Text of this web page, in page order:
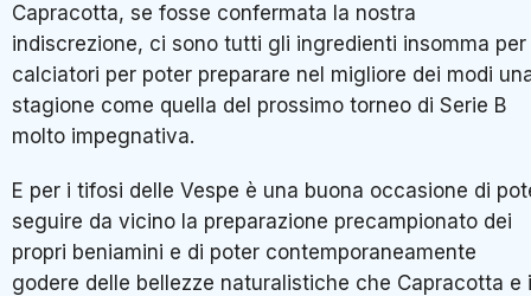
Capracotta, se fosse confermata la nostra
indiscrezione, ci sono tutti gli ingredienti insomma per
calciatori per poter preparare nel migliore dei modi
stagione come quella del prossimo torneo di Serie B
molto impegnativa.
E per i tifosi delle Vespe è una buona occasione di
seguire da vicino la preparazione precampionato dei
propri beniamini e di poter contemporaneamente
godere delle bellezze naturalistiche che Capracotta e i